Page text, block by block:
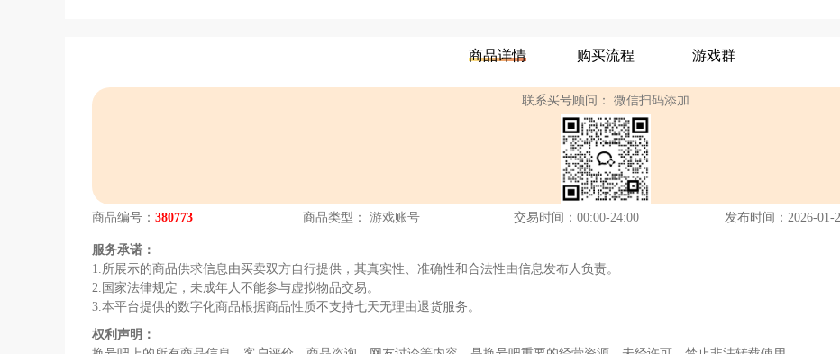
商品详情 购买流程 游戏群
联系买号顾问： 微信扫码添加
商品编号： 380773 商品类型： 游戏账号 交易时间： 00:00-24:00 发布时间：2026-01-
服务承诺：
1.所展示的商品供求信息由买卖双方自行提供，其真实性、准确性和合法性由信息发布人负责。
2.国家法律规定，未成年人不能参与虚拟物品交易。
3.本平台提供的数字化商品根据商品性质不支持七天无理由退货服务。
权利声明：